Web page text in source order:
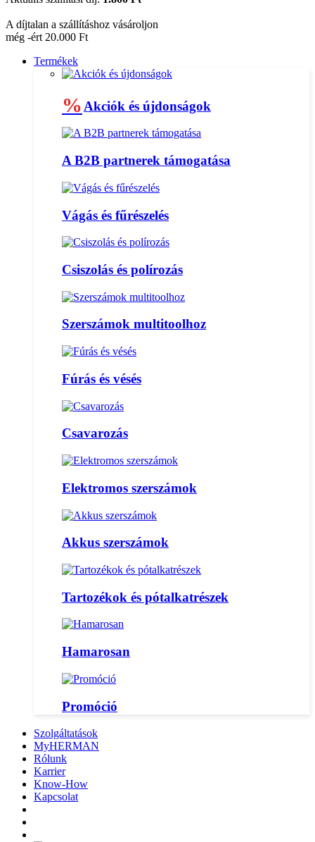
A díjtalan a szállításhoz vásároljon
még -ért 20.000 Ft
Termékek
% Akciók és újdonságok
A B2B partnerek támogatása
Vágás és fűrészelés
Csiszolás és polírozás
Szerszámok multitoolhoz
Fúrás és vésés
Csavarozás
Elektromos szerszámok
Akkus szerszámok
Tartozékok és pótalkatrészek
Hamarosan
Promóció
Szolgáltatások
MyHERMAN
Rólunk
Karrier
Know-How
Kapcsolat